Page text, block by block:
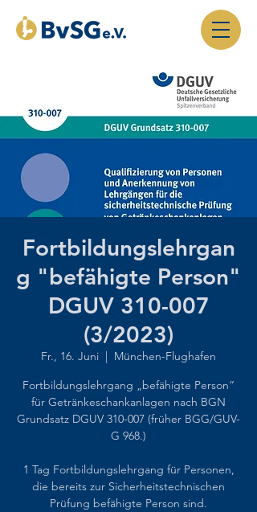
Fortbildungslehrgan
g "befähigte Person"
DGUV 310-007
(3/2023)
Fr., 16. Juni
  |
München-Flughafen
Fortbildungslehrgang „befähigte Person“
für Getränkeschankanlagen nach BGN
Grundsatz DGUV 310-007 (früher BGG/GUV-
G 968.)
1 Tag Fortbildungslehrgang für Personen,
die bereits zur Sicherheitstechnischen
Prüfung befähigte Person sind.